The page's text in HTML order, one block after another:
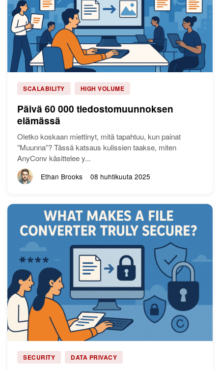
SCALABILITY HIGH VOLUME
Päivä 60 000 tiedostomuunnoksen
elämässä
Oletko koskaan miettinyt, mitä tapahtuu, kun painat
”Muunna”? Tässä katsaus kulissien taakse, miten
AnyConv käsittelee y...
Ethan Brooks 08 huhtikuuta 2025
SECURITY DATA PRIVACY